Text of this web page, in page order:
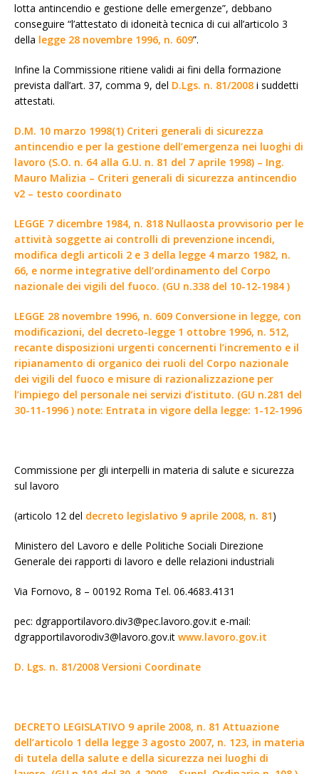
lotta antincendio e gestione delle emergenze”, debbano
conseguire “l’attestato di idoneità tecnica di cui all’articolo 3
della legge 28 novembre 1996, n. 609”.
Infine la Commissione ritiene validi ai fini della formazione
prevista dall’art. 37, comma 9, del D.Lgs. n. 81/2008 i suddetti
attestati.
D.M. 10 marzo 1998(1) Criteri generali di sicurezza
antincendio e per la gestione dell’emergenza nei luoghi di
lavoro (S.O. n. 64 alla G.U. n. 81 del 7 aprile 1998) – Ing.
Mauro Malizia – Criteri generali di sicurezza antincendio
v2 – testo coordinato
LEGGE 7 dicembre 1984, n. 818 Nullaosta provvisorio per le
attività soggette ai controlli di prevenzione incendi,
modifica degli articoli 2 e 3 della legge 4 marzo 1982, n.
66, e norme integrative dell’ordinamento del Corpo
nazionale dei vigili del fuoco. (GU n.338 del 10-12-1984 )
LEGGE 28 novembre 1996, n. 609 Conversione in legge, con
modificazioni, del decreto-legge 1 ottobre 1996, n. 512,
recante disposizioni urgenti concernenti l’incremento e il
ripianamento di organico dei ruoli del Corpo nazionale
dei vigili del fuoco e misure di razionalizzazione per
l’impiego del personale nei servizi d’istituto. (GU n.281 del
30-11-1996 ) note: Entrata in vigore della legge: 1-12-1996
Commissione per gli interpelli in materia di salute e sicurezza
sul lavoro
(articolo 12 del decreto legislativo 9 aprile 2008, n. 81)
Ministero del Lavoro e delle Politiche Sociali Direzione
Generale dei rapporti di lavoro e delle relazioni industriali
Via Fornovo, 8 – 00192 Roma Tel. 06.4683.4131
pec: dgrapportilavoro.div3@pec.lavoro.gov.it e-mail:
dgrapportilavorodiv3@lavoro.gov.it www.lavoro.gov.it
D. Lgs. n. 81/2008 Versioni Coordinate
DECRETO LEGISLATIVO 9 aprile 2008, n. 81 Attuazione
dell’articolo 1 della legge 3 agosto 2007, n. 123, in materia
di tutela della salute e della sicurezza nei luoghi di